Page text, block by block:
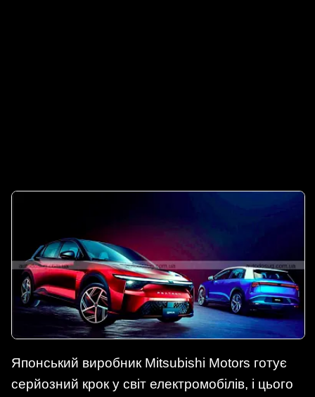
Японський виробник Mitsubishi Motors готує
серйозний крок у світ електромобілів, і цього